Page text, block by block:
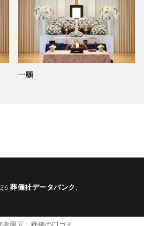
一願
葬儀社データバンク.